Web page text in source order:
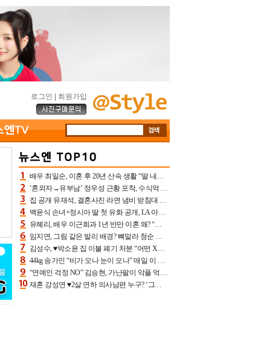
로그인 회원가입
배우 최일순, 이혼 후 20년 산속 생활 “딸 내가 버렸다고 원망‥맘 아파”(특종)[어제TV]
‘혼외자→유부남’ 정우성 근황 포착, 수식억 해킹 피해 후배 만났다 “존경하는”
집 공개 유재석, 결혼사진 라면 냄비 받침대 되고 분노‥가족사진도 피해(놀뭐)[어제TV]
백윤식 손녀+정시아 딸 첫 유화 공개, LA 아트쇼→서울국제조각페스타 작가다운 수준급 실력
유혜리, 배우 이근희과 1년 반만 이혼 왜? “식칼 꽂고 의자 던져” 충격 폭로(특종)[어제TV]
임지연, 그림 같은 발리 배경? 뼈말라 청순 비키니 핏에 상대 안 되네
김성수, ♥박소윤 집 이불 폐기 처분 “어떤 X이랑 썼을지 몰라” 질투(신랑수업2)[어제TV]
44kg 송가인 “비가 오나 눈이 오나” 매일 이 운동, 허벅지 근육량 상승+체지방 감소
“연예인 걱정 NO” 김승현, 가난팔이 악플 억울할만‥아내+딸과 日 여행
재혼 강성연 ♥2살 연하 의사남편 누구? ‘그알’ 자문의에 훈남 비주얼 초엘리트 스펙 [종합]